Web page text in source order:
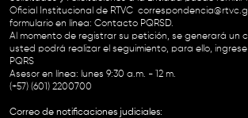
Oficial Institucional de RTVC
formulario en línea: Contacto PQRSD.
Al momento de registrar su petición, se generará un
usted podrá realizar el seguimiento, para ello, ingrese
PQRS
Asesor en línea: lunes 9:30 a.m. - 12 m.
(+57) (601) 2200700
Correo de notificaciones judiciales: